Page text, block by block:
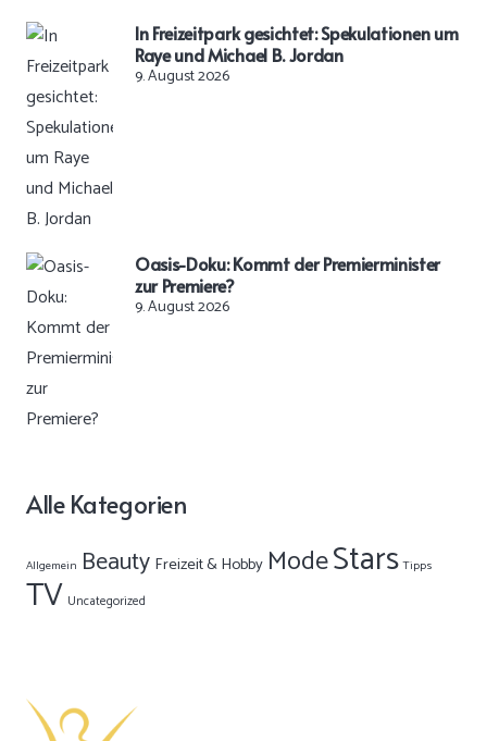
In Freizeitpark gesichtet: Spekulationen um
Raye und Michael B. Jordan
9. August 2026
Oasis-Doku: Kommt der Premierminister
zur Premiere?
9. August 2026
Alle Kategorien
Allgemein Beauty Freizeit & Hobby ModeStars Tipps
TV Uncategorized